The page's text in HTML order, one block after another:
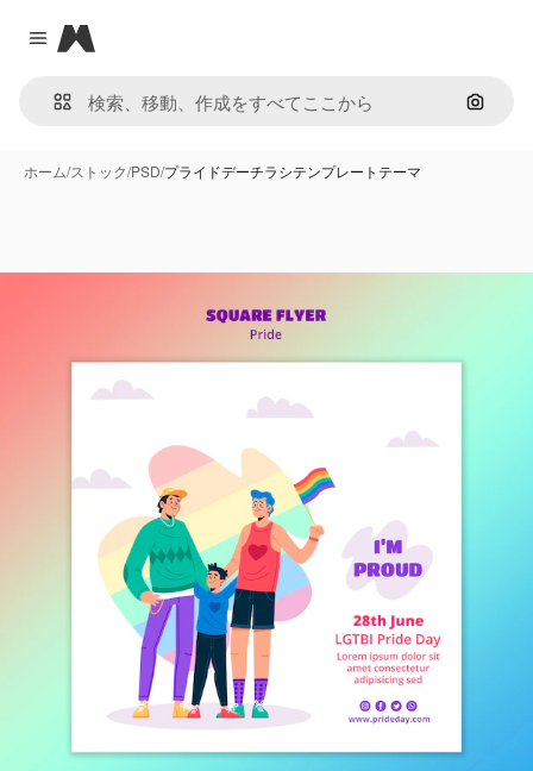
Close menu
Magnific
画像で
ホーム/ストック/PSD/プライドデーチラシテンプレートテーマ